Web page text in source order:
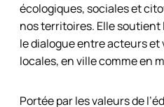
écologiques, sociales et
nos territoires. Elle
le dialogue entre acteurs et
locales, en ville comme en
Portée par les valeurs de